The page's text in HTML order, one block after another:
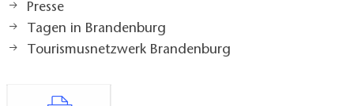
Presse
Tagen in Brandenburg
Tourismusnetzwerk Brandenburg